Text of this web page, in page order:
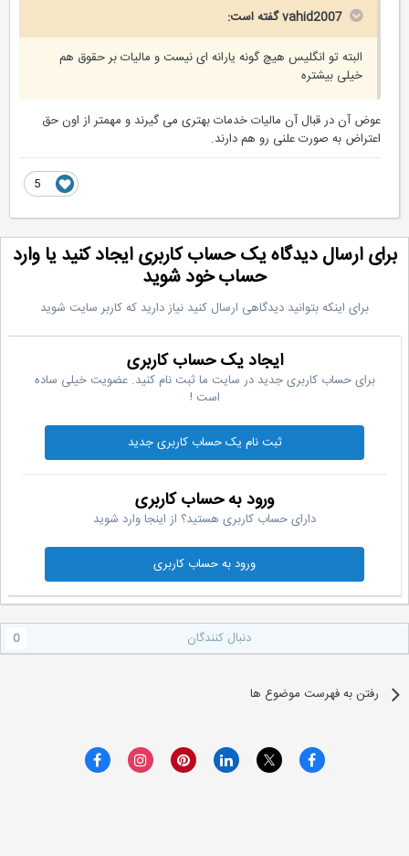
vahid2007 گفته است:
البته تو انگلیس هیچ گونه یارانه ای نیست و مالیات بر حقوق هم
خیلی بیشتره
عوض آن در قبال آن مالیات خدمات بهتری می گیرند و مهمتر از اون حق
اعتراض به صورت علنی رو هم دارند.
ارسال دیدگاه یک حساب کاربری ایجاد کنید یا وارد
حساب خود شوید
برای اینکه بتوانید دیدگاهی ارسال کنید نیاز دارید که کاربر سایت شوید
ایجاد یک حساب کاربری
برای حساب کاربری جدید در سایت ما ثبت نام کنید. عضویت خیلی ساده
است !
ثبت نام یک حساب کاربری جدید
ورود به حساب کاربری
دارای حساب کاربری هستید؟ از اینجا وارد شوید
ورود به حساب کاربری
دنبال کنندگان
رفتن به فهرست موضوع ها